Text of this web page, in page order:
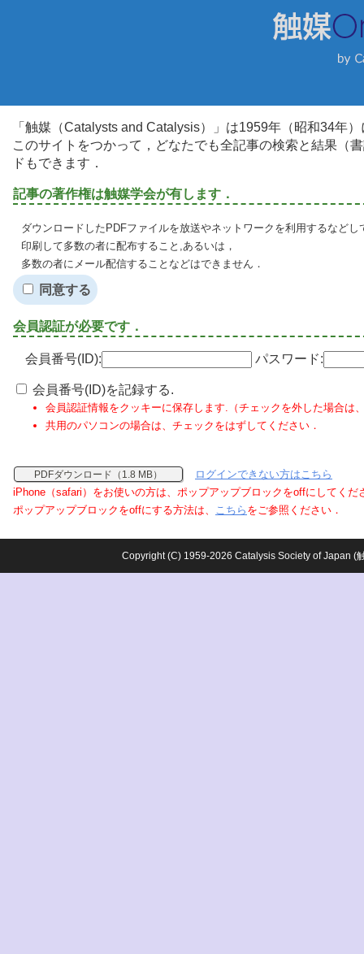
「触媒（Catalysts and Catalysis）」は1959年（昭和34年
このサイトをつかって，どなたでも全記事の検索と結果（
ドもできます．
記事の著作権は触媒学会が有します．
ダウンロードしたPDFファイルを放送やネットワークを利用するなど
印刷して多数の者に配布すること,あるいは，
多数の者にメール配信することなどはできません．
同意する
会員認証が必要です．
会員番号(ID): パスワード:
会員番号(ID)を記録する.
会員認証情報をクッキーに保存します.（チェックを外した場合は
共用のパソコンの場合は、チェックをはずしてください．
PDFダウンロード（1.8 MB）
ログインできない方はこちら
iPhone（safari）をお使いの方は、ポップアップブロックをoffにしてくだ
ポップアップブロックをoffにする方法は、 こちら をご参照ください．
Copyright (C) 1959-2026 Catalysis Society of Japan (